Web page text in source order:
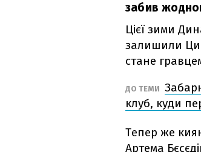
забив
Цієї зими
залишили
стане
ДО ТЕМИ
клуб, куди
Тепер же
Артема